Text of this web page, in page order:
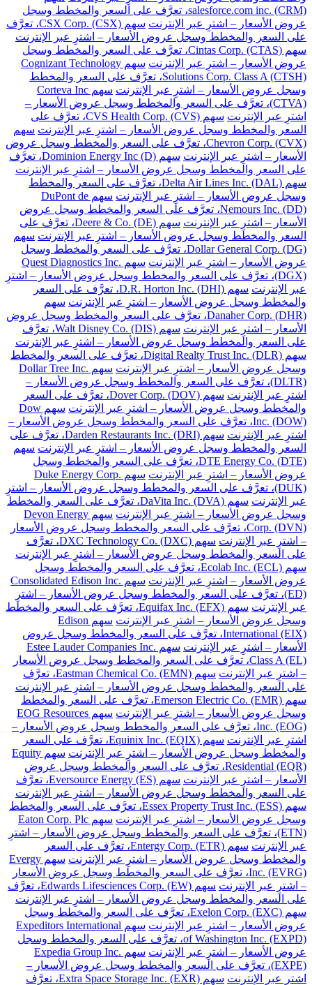
salesforce.com inc. (CRM)، تعرَّف على السعر والمخطط وسجل
عروض الأسعار – اشترِ عبر الإنترنت
سهم CSX Corp. (CSX)، تعرَّف
على السعر والمخطط وسجل عروض الأسعار – اشترِ عبر الإنترنت
سهم Cintas Corp. (CTAS)، تعرَّف على السعر والمخطط وسجل
عروض الأسعار – اشترِ عبر الإنترنت
سهم Cognizant Technology
Solutions Corp. Class A (CTSH)، تعرَّف على السعر والمخطط
وسجل عروض الأسعار – اشترِ عبر الإنترنت
سهم Corteva Inc
(CTVA)، تعرَّف على السعر والمخطط وسجل عروض الأسعار –
اشترِ عبر الإنترنت
سهم CVS Health Corp. (CVS)، تعرَّف على
السعر والمخطط وسجل عروض الأسعار – اشترِ عبر الإنترنت سهم
Chevron Corp. (CVX)، تعرَّف على السعر والمخطط وسجل عروض
الأسعار – اشترِ عبر الإنترنت
سهم Dominion Energy Inc (D)، تعرَّف
على السعر والمخطط وسجل عروض الأسعار – اشترِ عبر الإنترنت
سهم Delta Air Lines Inc. (DAL)، تعرَّف على السعر والمخطط
وسجل عروض الأسعار – اشترِ عبر الإنترنت
سهم DuPont de
Nemours Inc. (DD)، تعرَّف على السعر والمخطط وسجل عروض
الأسعار – اشترِ عبر الإنترنت
سهم Deere & Co. (DE)، تعرَّف على
السعر والمخطط وسجل عروض الأسعار – اشترِ عبر الإنترنت سهم
Dollar General Corp. (DG)، تعرَّف على السعر والمخطط وسجل
عروض الأسعار – اشترِ عبر الإنترنت
سهم Quest Diagnostics Inc.
(DGX)، تعرَّف على السعر والمخطط وسجل عروض الأسعار – اشترِ
عبر الإنترنت
سهم D.R. Horton Inc. (DHI)، تعرَّف على السعر
والمخطط وسجل عروض الأسعار – اشترِ عبر الإنترنت سهم
Danaher Corp. (DHR)، تعرَّف على السعر والمخطط وسجل عروض
الأسعار – اشترِ عبر الإنترنت
سهم Walt Disney Co. (DIS)، تعرَّف
على السعر والمخطط وسجل عروض الأسعار – اشترِ عبر الإنترنت
سهم Digital Realty Trust Inc. (DLR)، تعرَّف على السعر والمخطط
وسجل عروض الأسعار – اشترِ عبر الإنترنت
سهم Dollar Tree Inc.
(DLTR)، تعرَّف على السعر والمخطط وسجل عروض الأسعار –
اشترِ عبر الإنترنت
سهم Dover Corp. (DOV)، تعرَّف على السعر
والمخطط وسجل عروض الأسعار – اشترِ عبر الإنترنت
سهم Dow
Inc. (DOW)، تعرَّف على السعر والمخطط وسجل عروض الأسعار –
اشترِ عبر الإنترنت
سهم Darden Restaurants Inc. (DRI)، تعرَّف على
السعر والمخطط وسجل عروض الأسعار – اشترِ عبر الإنترنت سهم
DTE Energy Co. (DTE)، تعرَّف على السعر والمخطط وسجل
عروض الأسعار – اشترِ عبر الإنترنت
سهم Duke Energy Corp.
(DUK)، تعرَّف على السعر والمخطط وسجل عروض الأسعار – اشترِ
عبر الإنترنت
سهم DaVita Inc. (DVA)، تعرَّف على السعر والمخطط
وسجل عروض الأسعار – اشترِ عبر الإنترنت
سهم Devon Energy
Corp. (DVN)، تعرَّف على السعر والمخطط وسجل عروض الأسعار
– اشترِ عبر الإنترنت
سهم DXC Technology Co. (DXC)، تعرَّف
على السعر والمخطط وسجل عروض الأسعار – اشترِ عبر الإنترنت
سهم Ecolab Inc. (ECL)، تعرَّف على السعر والمخطط وسجل
عروض الأسعار – اشترِ عبر الإنترنت
سهم Consolidated Edison Inc.
(ED)، تعرَّف على السعر والمخطط وسجل عروض الأسعار – اشترِ
عبر الإنترنت
سهم Equifax Inc. (EFX)، تعرَّف على السعر والمخطط
وسجل عروض الأسعار – اشترِ عبر الإنترنت
سهم Edison
International (EIX)، تعرَّف على السعر والمخطط وسجل عروض
الأسعار – اشترِ عبر الإنترنت
سهم Estee Lauder Companies Inc.
Class A (EL)، تعرَّف على السعر والمخطط وسجل عروض الأسعار
– اشترِ عبر الإنترنت
سهم Eastman Chemical Co. (EMN)، تعرَّف
على السعر والمخطط وسجل عروض الأسعار – اشترِ عبر الإنترنت
سهم Emerson Electric Co. (EMR)، تعرَّف على السعر والمخطط
وسجل عروض الأسعار – اشترِ عبر الإنترنت
سهم EOG Resources
Inc. (EOG)، تعرَّف على السعر والمخطط وسجل عروض الأسعار –
اشترِ عبر الإنترنت
سهم Equinix Inc. (EQIX)، تعرَّف على السعر
والمخطط وسجل عروض الأسعار – اشترِ عبر الإنترنت
سهم Equity
Residential (EQR)، تعرَّف على السعر والمخطط وسجل عروض
الأسعار – اشترِ عبر الإنترنت
سهم Eversource Energy (ES)، تعرَّف
على السعر والمخطط وسجل عروض الأسعار – اشترِ عبر الإنترنت
سهم Essex Property Trust Inc. (ESS)، تعرَّف على السعر والمخطط
وسجل عروض الأسعار – اشترِ عبر الإنترنت
سهم Eaton Corp. Plc
(ETN)، تعرَّف على السعر والمخطط وسجل عروض الأسعار – اشترِ
عبر الإنترنت
سهم Entergy Corp. (ETR)، تعرَّف على السعر
والمخطط وسجل عروض الأسعار – اشترِ عبر الإنترنت
سهم Evergy
Inc. (EVRG)، تعرَّف على السعر والمخطط وسجل عروض الأسعار
– اشترِ عبر الإنترنت
سهم Edwards Lifesciences Corp. (EW)، تعرَّف
على السعر والمخطط وسجل عروض الأسعار – اشترِ عبر الإنترنت
سهم Exelon Corp. (EXC)، تعرَّف على السعر والمخطط وسجل
عروض الأسعار – اشترِ عبر الإنترنت
سهم Expeditors International
of Washington Inc. (EXPD)، تعرَّف على السعر والمخطط وسجل
عروض الأسعار – اشترِ عبر الإنترنت
سهم Expedia Group Inc.
(EXPE)، تعرَّف على السعر والمخطط وسجل عروض الأسعار –
اشترِ عبر الإنترنت
سهم Extra Space Storage Inc. (EXR)، تعرَّف